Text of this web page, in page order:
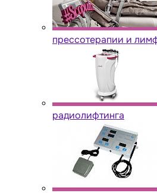
прессотерапии и
радиолифтинга